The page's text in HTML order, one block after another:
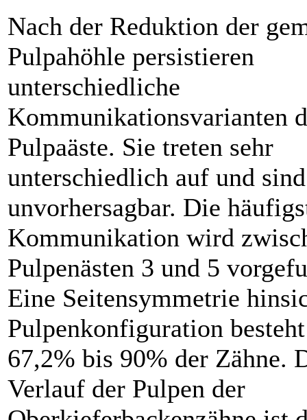
Nach der Reduktion der
Pulpahöhle persistieren
unterschiedliche
Kommunikationsvarianten
Pulpaäste. Sie treten sehr
unterschiedlich auf und
unvorhersagbar. Die
Kommunikation wird
Pulpenästen 3 und 5
Eine Seitensymmetrie
Pulpenkonfiguration
67,2% bis 90% der Zähne.
Verlauf der Pulpen der